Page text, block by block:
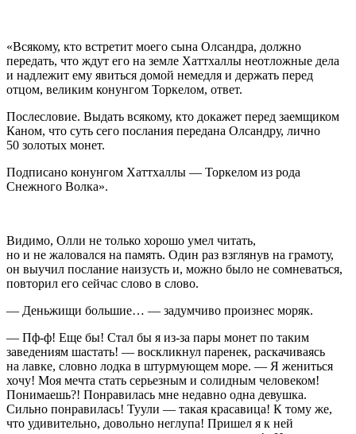
«Всякому, кто встретит моего сына Олсандра, должно
передать, что ждут его на земле Хаттхаллы неотложные дела
и надлежит ему явиться домой немедля и держать перед
отцом, великим конунгом Торкелом, ответ.
Послесловие. Выдать всякому, кто докажет перед заемщиком
Каном, что суть сего послания передана Олсандру, лично
50 золотых монет.
Подписано конунгом Хаттхаллы — Торкелом из рода
Снежного Волка».
Видимо, Олли не только хорошо умел читать,
но и не жаловался на память. Один раз взглянув на грамоту,
он выучил послание наизусть и, можно было не сомневаться,
повторил его сейчас слово в слово.
— Деньжищи большие… — задумчиво произнес моряк.
— Пф-ф! Еще бы! Стал бы я из-за пары монет по таким
заведениям шастать! — воскликнул паренек, раскачиваясь
на лавке, словно лодка в штурмующем море. — Я жениться
хочу! Моя мечта стать серьезным и солидным человеком!
Понимаешь?! Понравилась мне недавно одна девушка.
Сильно понравилась! Туули — такая красавица! К тому же,
что удивительно, довольно неглупа! Пришел я к ней